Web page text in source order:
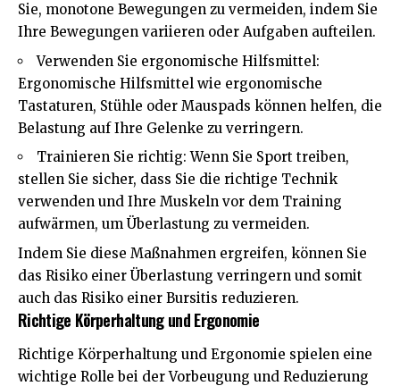
Sie, monotone Bewegungen zu vermeiden, indem Sie
Ihre Bewegungen variieren oder Aufgaben aufteilen.
Verwenden Sie ergonomische Hilfsmittel:
Ergonomische Hilfsmittel wie ergonomische
Tastaturen, Stühle oder Mauspads können helfen, die
Belastung auf Ihre Gelenke zu verringern.
Trainieren Sie richtig: Wenn Sie Sport treiben,
stellen Sie sicher, dass Sie die richtige Technik
verwenden und Ihre Muskeln vor dem Training
aufwärmen, um Überlastung zu vermeiden.
Indem Sie diese Maßnahmen ergreifen, können Sie
das Risiko einer Überlastung verringern und somit
auch das Risiko einer Bursitis reduzieren.
Richtige Körperhaltung und Ergonomie
Richtige Körperhaltung und Ergonomie spielen eine
wichtige Rolle bei der Vorbeugung und Reduzierung